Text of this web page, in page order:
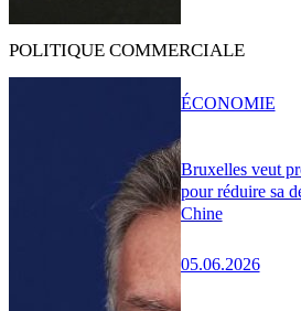
POLITIQUE COMMERCIALE
Bruxelles veut
pour réduire sa
Chine
05.06.2026
ÉCONOMIE